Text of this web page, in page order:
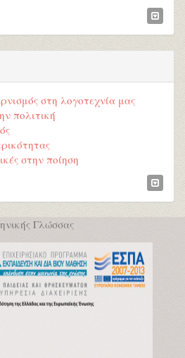
στη λογοτεχνία μας
πολιτική
στην ποίηση
Γλώσσας